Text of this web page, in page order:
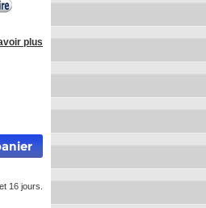
plus
16 jours.